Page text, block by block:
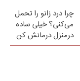
چرا درد زانو را تحمل
می‌کنی؟ خیلی ساده
درمنزل درمانش کن